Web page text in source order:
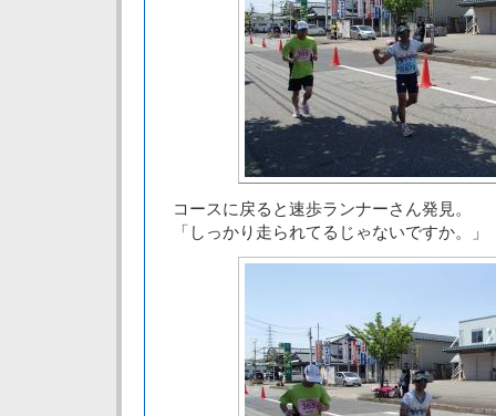
コースに戻ると速歩ランナーさん発見。
「しっかり走られてるじゃないですか。」